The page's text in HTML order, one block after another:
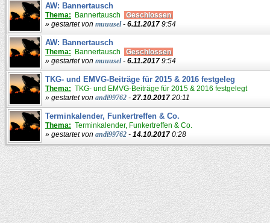
AW: Bannertausch
Thema: Bannertausch
Geschlossen
» gestartet von muuusel- 6.11.2017 9:54
AW: Bannertausch
Thema: Bannertausch
Geschlossen
» gestartet von muuusel- 6.11.2017 9:54
TKG- und EMVG-Beiträge für 2015 & 2016 festgeleg
Thema: TKG- und EMVG-Beiträge für 2015 & 2016 festgelegt
» gestartet von andi99762 - 27.10.2017 20:11
Terminkalender, Funkertreffen & Co.
Thema: Terminkalender, Funkertreffen & Co.
» gestartet von andi99762 - 14.10.2017 0:28